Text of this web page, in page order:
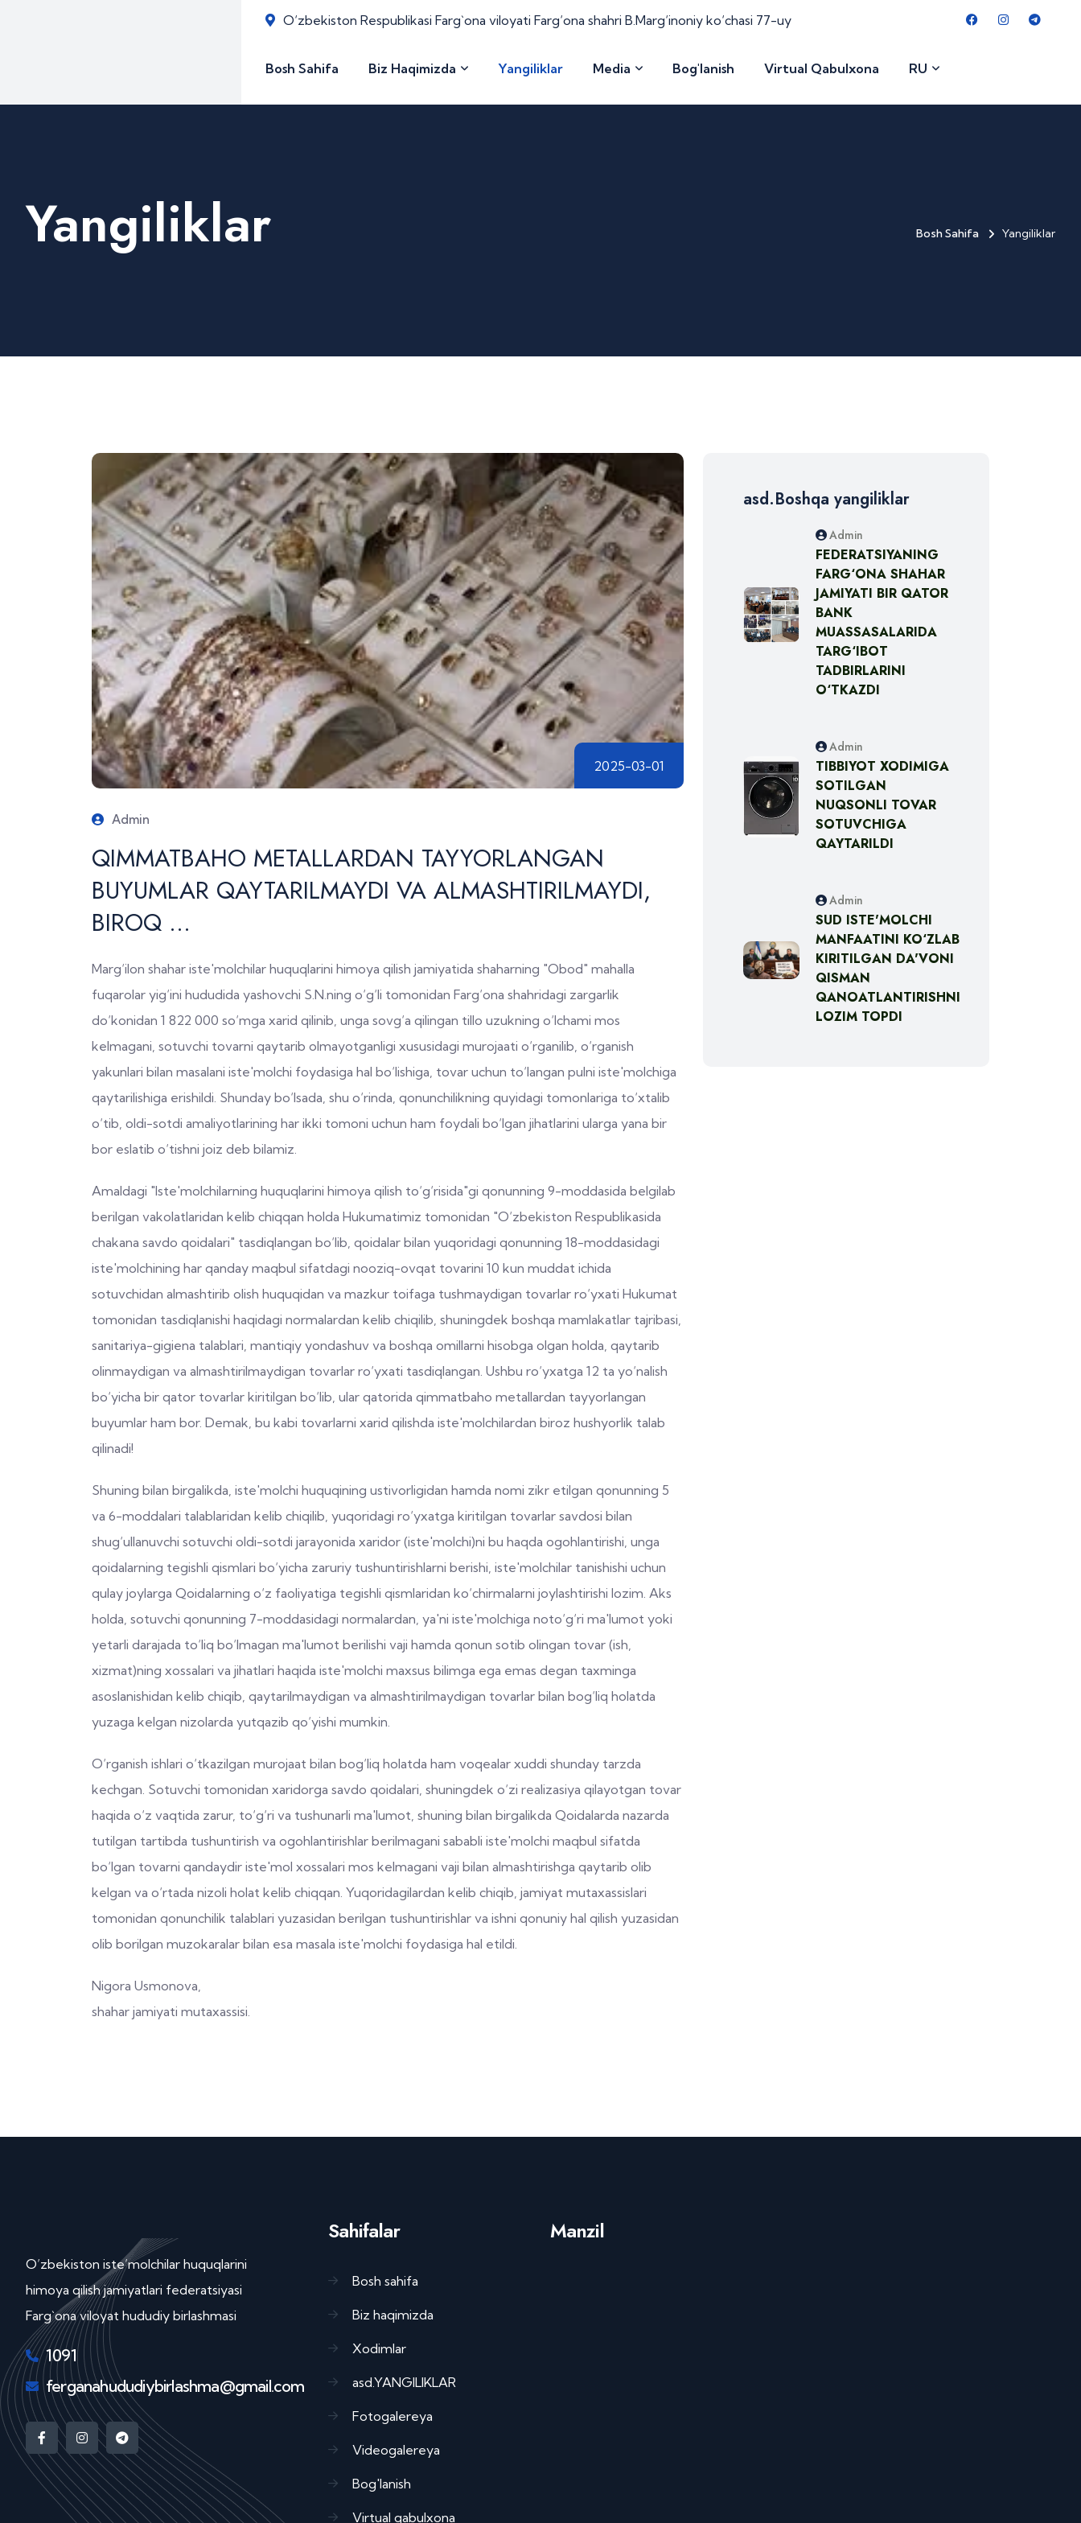
O‘zbekiston Respublikasi Farg`ona viloyati Farg‘ona shahri B.Marg‘inoniy ko‘chasi 77-uy
Bosh Sahifa Biz Haqimizda Yangiliklar Media Bog'lanish Virtual Qabulxona RU
Yangiliklar Bosh Sahifa Yangiliklar
2025-03-01
Admin
QIMMATBAHO METALLARDAN TAYYORLANGAN
BUYUMLAR QAYTARILMAYDI VA ALMASHTIRILMAYDI,
BIROQ ...
Marg‘ilon shahar iste'molchilar huquqlarini himoya qilish jamiyatida shaharning "Obod" mahalla
fuqarolar yig‘ini hududida yashovchi S.N.ning o‘g‘li tomonidan Farg‘ona shahridagi zargarlik
do‘konidan 1 822 000 so‘mga xarid qilinib, unga sovg‘a qilingan tillo uzukning o‘lchami mos
kelmagani, sotuvchi tovarni qaytarib olmayotganligi xususidagi murojaati o‘rganilib, o‘rganish
yakunlari bilan masalani iste'molchi foydasiga hal bo‘lishiga, tovar uchun to‘langan pulni iste'molchiga
qaytarilishiga erishildi. Shunday bo‘lsada, shu o‘rinda, qonunchilikning quyidagi tomonlariga to‘xtalib
o‘tib, oldi-sotdi amaliyotlarining har ikki tomoni uchun ham foydali bo‘lgan jihatlarini ularga yana bir
bor eslatib o‘tishni joiz deb bilamiz.
Amaldagi "Iste'molchilarning huquqlarini himoya qilish to‘g‘risida"gi qonunning 9-moddasida belgilab
berilgan vakolatlaridan kelib chiqqan holda Hukumatimiz tomonidan "O‘zbekiston Respublikasida
chakana savdo qoidalari" tasdiqlangan bo‘lib, qoidalar bilan yuqoridagi qonunning 18-moddasidagi
iste'molchining har qanday maqbul sifatdagi nooziq-ovqat tovarini 10 kun muddat ichida
sotuvchidan almashtirib olish huquqidan va mazkur toifaga tushmaydigan tovarlar ro‘yxati Hukumat
tomonidan tasdiqlanishi haqidagi normalardan kelib chiqilib, shuningdek boshqa mamlakatlar tajribasi,
sanitariya-gigiena talablari, mantiqiy yondashuv va boshqa omillarni hisobga olgan holda, qaytarib
olinmaydigan va almashtirilmaydigan tovarlar ro‘yxati tasdiqlangan. Ushbu ro‘yxatga 12 ta yo‘nalish
bo‘yicha bir qator tovarlar kiritilgan bo‘lib, ular qatorida qimmatbaho metallardan tayyorlangan
buyumlar ham bor. Demak, bu kabi tovarlarni xarid qilishda iste'molchilardan biroz hushyorlik talab
qilinadi!
Shuning bilan birgalikda, iste'molchi huquqining ustivorligidan hamda nomi zikr etilgan qonunning 5
va 6-moddalari talablaridan kelib chiqilib, yuqoridagi ro‘yxatga kiritilgan tovarlar savdosi bilan
shug‘ullanuvchi sotuvchi oldi-sotdi jarayonida xaridor (iste'molchi)ni bu haqda ogohlantirishi, unga
qoidalarning tegishli qismlari bo‘yicha zaruriy tushuntirishlarni berishi, iste'molchilar tanishishi uchun
qulay joylarga Qoidalarning o‘z faoliyatiga tegishli qismlaridan ko‘chirmalarni joylashtirishi lozim. Aks
holda, sotuvchi qonunning 7-moddasidagi normalardan, ya'ni iste'molchiga noto‘g‘ri ma'lumot yoki
yetarli darajada to‘liq bo‘lmagan ma'lumot berilishi vaji hamda qonun sotib olingan tovar (ish,
xizmat)ning xossalari va jihatlari haqida iste'molchi maxsus bilimga ega emas degan taxminga
asoslanishidan kelib chiqib, qaytarilmaydigan va almashtirilmaydigan tovarlar bilan bog‘liq holatda
yuzaga kelgan nizolarda yutqazib qo‘yishi mumkin.
O‘rganish ishlari o‘tkazilgan murojaat bilan bog‘liq holatda ham voqealar xuddi shunday tarzda
kechgan. Sotuvchi tomonidan xaridorga savdo qoidalari, shuningdek o‘zi realizasiya qilayotgan tovar
haqida o‘z vaqtida zarur, to‘g‘ri va tushunarli ma'lumot, shuning bilan birgalikda Qoidalarda nazarda
tutilgan tartibda tushuntirish va ogohlantirishlar berilmagani sababli iste'molchi maqbul sifatda
bo‘lgan tovarni qandaydir iste'mol xossalari mos kelmagani vaji bilan almashtirishga qaytarib olib
kelgan va o‘rtada nizoli holat kelib chiqqan. Yuqoridagilardan kelib chiqib, jamiyat mutaxassislari
tomonidan qonunchilik talablari yuzasidan berilgan tushuntirishlar va ishni qonuniy hal qilish yuzasidan
olib borilgan muzokaralar bilan esa masala iste'molchi foydasiga hal etildi.
Nigora Usmonova,
shahar jamiyati mutaxassisi.
asd.Boshqa yangiliklar
Admin
FEDERATSIYANING
FARG‘ONA SHAHAR
JAMIYATI BIR QATOR
BANK
MUASSASALARIDA
TARG‘IBOT
TADBIRLARINI
O‘TKAZDI
Admin
TIBBIYOT XODIMIGA
SOTILGAN
NUQSONLI TOVAR
SOTUVCHIGA
QAYTARILDI
Admin
SUD ISTE'MOLCHI
MANFAATINI KO‘ZLAB
KIRITILGAN DA'VONI
QISMAN
QANOATLANTIRISHNI
LOZIM TOPDI
O’zbekiston iste’molchilar huquqlarini
himoya qilish jamiyatlari federatsiyasi
Farg`ona viloyat hududiy birlashmasi
1091
ferganahududiybirlashma@gmail.com
Sahifalar
Bosh sahifa
Biz haqimizda
Xodimlar
asd.YANGILIKLAR
Fotogalereya
Videogalereya
Bog'lanish
Virtual qabulxona
Manzil